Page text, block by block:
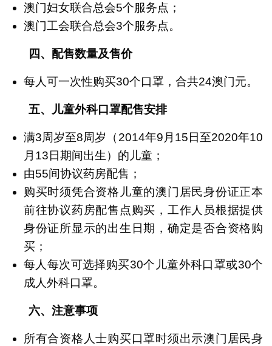
澳门妇女联合总会5个服务点；
澳门工会联合总会3个服务点。
四、配售数量及售价
每人可一次性购买30个口罩，合共24澳门元。
五、儿童外科口罩配售安排
满3周岁至8周岁（2014年9月15日至2020年10
月13日期间出生）的儿童；
由55间协议药房配售；
购买时须凭合资格儿童的澳门居民身份证正本
前往协议药房配售点购买，工作人员根据提供
身份证所显示的出生日期，确定是否合资格购
买；
每人每次可选择购买30个儿童外科口罩或30个
成人外科口罩。
六、注意事项
所有合资格人士购买口罩时须出示澳门居民身